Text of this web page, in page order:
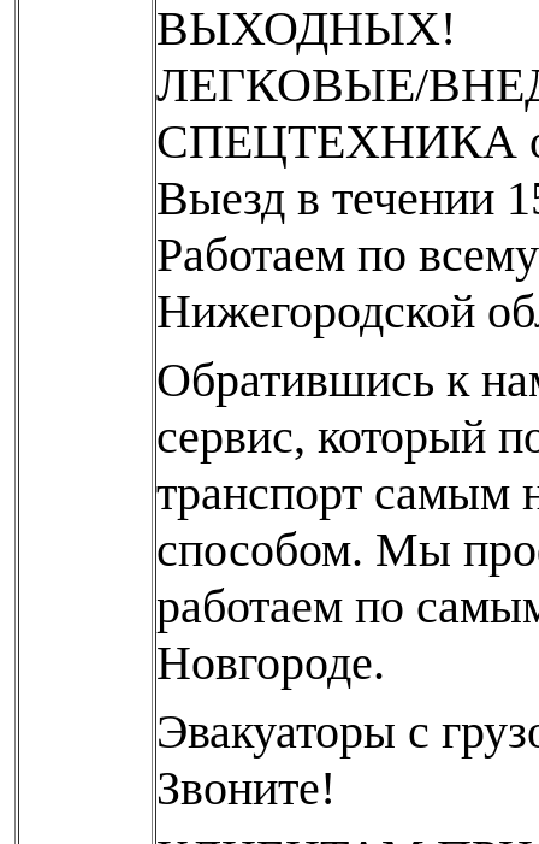
ВЫХОДНЫХ!
ЛЕГКОВЫЕ/
СПЕЦТЕХНИКА
Выезд в течении
Работаем по
Нижегородской
Обратившись к
сервис, который
транспорт
способом. Мы
работаем по
Новгороде.
Эвакуаторы с
Звоните!